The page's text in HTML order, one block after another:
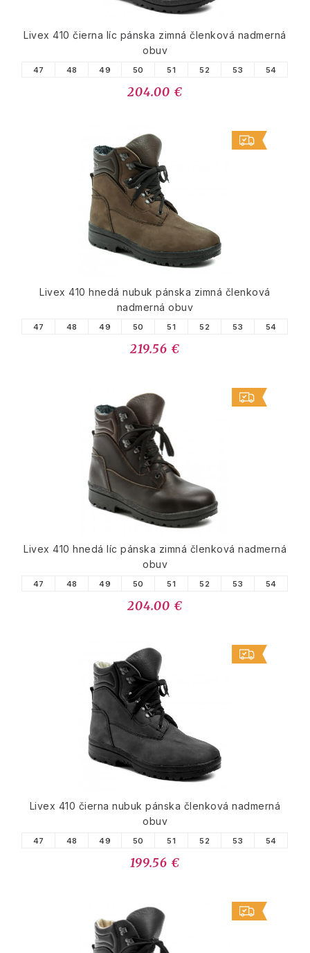
Livex 410 čierna líc pánska zimná členková nadmerná
obuv
47 48 49 50 51 52 53 54
204.00 €
Livex 410 hnedá nubuk pánska zimná členková
nadmerná obuv
47 48 49 50 51 52 53 54
219.56 €
Livex 410 hnedá líc pánska zimná členková nadmerná
obuv
47 48 49 50 51 52 53 54
204.00 €
Livex 410 čierna nubuk pánska členková nadmerná
obuv
47 48 49 50 51 52 53 54
199.56 €